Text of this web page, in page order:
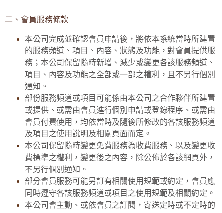
二、會員服務條款
本公司完成並確認會員申請後，將依本系統當時所建置
的服務頻道、項目、內容、狀態及功能，對會員提供服
務；本公司保留隨時新增、減少或變更各該服務頻道、
項目、內容及功能之全部或一部之權利，且不另行個別
通知。
部份服務頻道或項目可能係由本公司之合作夥伴所建置
或提供、或需由會員進行個別申請或登錄程序、或需由
會員付費使用，均依當時及隨後所修改的各該服務頻道
及項目之使用說明及相關頁面而定。
本公司保留隨時變更免費服務為收費服務、以及變更收
費標準之權利，變更後之內容，除公佈於各該網頁外，
不另行個別通知。
部分會員服務可能另訂有相關使用規範或約定，會員應
同時遵守各該服務頻道或項目之使用規範及相關約定。
本公司會主動、或依會員之訂閱，寄送定時或不定時的